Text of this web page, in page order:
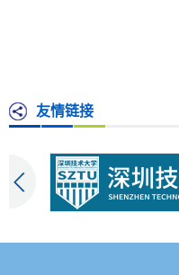
友情链接